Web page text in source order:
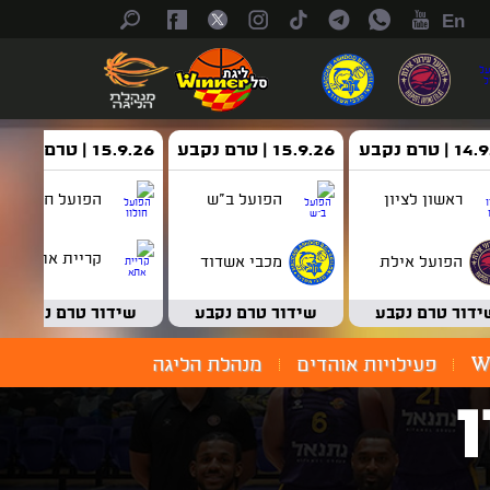
En
טרם נקבע
ראשון לציון
הפועל אילת
טרם נקבע
15.9.26 | טרם נקבע
הפועל ב"ש
מכבי אשדוד
שידור טרם נקבע
15.9.26 | טרם נקבע
הפועל חולון
קריית אתא
שידור טרם נקבע
פעילויות אוהדים מנהלת הליגה